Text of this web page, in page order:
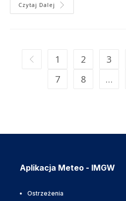
Czytaj Dalej
1 2 3
7
8 …
Aplikacja Meteo - IMGW
Ostrzeżenia